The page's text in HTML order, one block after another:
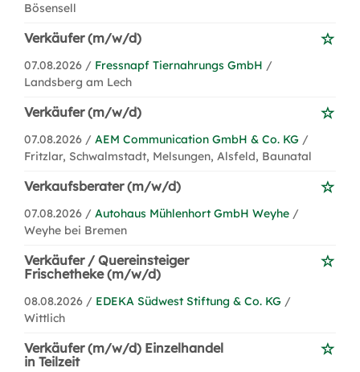
Bösensell
Verkäufer (m/w/d)
07.08.2026 / Fressnapf Tiernahrungs GmbH /
Landsberg am Lech
Verkäufer (m/w/d)
07.08.2026 / AEM Communication GmbH & Co. KG /
Fritzlar, Schwalmstadt, Melsungen, Alsfeld, Baunatal
Verkaufsberater (m/w/d)
07.08.2026 / Autohaus Mühlenhort GmbH Weyhe /
Weyhe bei Bremen
Verkäufer / Quereinsteiger
Frischetheke (m/w/d)
08.08.2026 / EDEKA Südwest Stiftung & Co. KG /
Wittlich
Verkäufer (m/w/d) Einzelhandel
in Teilzeit